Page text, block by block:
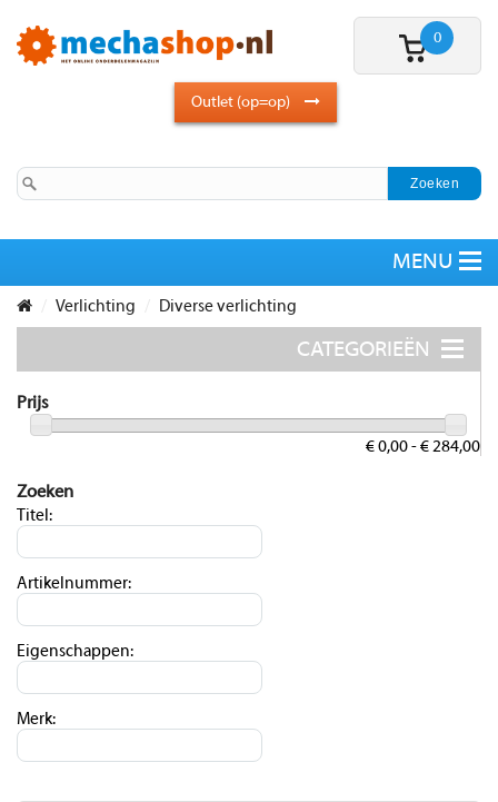
0
Outlet (op=op)
Verlichting Diverse verlichting
Prijs
€ 0,00 - € 284,00
Zoeken
Titel:
Artikelnummer:
Eigenschappen:
Merk: